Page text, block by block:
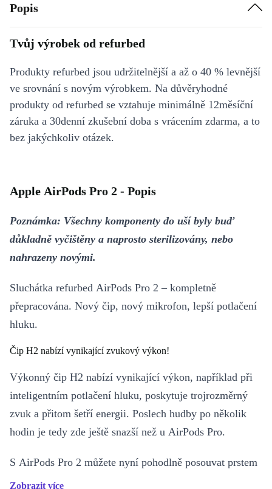
Popis
Tvůj výrobek od refurbed
Produkty refurbed jsou udržitelnější a až o 40 % levnější
ve srovnání s novým výrobkem. Na důvěryhodné
produkty od refurbed se vztahuje minimálně 12měsíční
záruka a 30denní zkušební doba s vrácením zdarma, a to
bez jakýchkoliv otázek.
Apple AirPods Pro 2 - Popis
Poznámka: Všechny komponenty do uší byly buď
důkladně vyčištěny a naprosto sterilizovány, nebo
nahrazeny novými.
Sluchátka refurbed AirPods Pro 2 – kompletně
přepracována. Nový čip, nový mikrofon, lepší potlačení
hluku.
Čip H2 nabízí vynikající zvukový výkon!
Výkonný čip H2 nabízí vynikající výkon, například při
inteligentním potlačení hluku, poskytuje trojrozměrný
zvuk a přitom šetří energii. Poslech hudby po několik
hodin je tedy zde ještě snazší než u AirPods Pro.
S AirPods Pro 2 můžete nyní pohodlně posouvat prstem
nahoru nebo dolů na sluchátku, abys upravil hlasitost!
Zobrazit více